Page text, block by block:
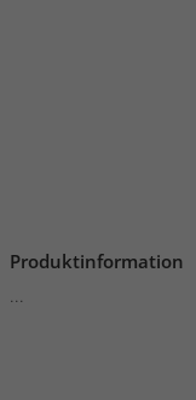
Produktinformation